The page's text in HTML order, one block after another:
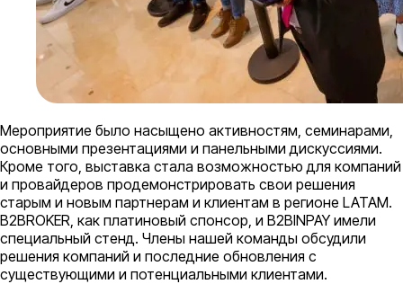
Мероприятие было насыщено активностям, семинарами,
основными презентациями и панельными дискуссиями.
Кроме того, выставка стала возможностью для компаний
и провайдеров продемонстрировать свои решения
старым и новым партнерам и клиентам в регионе LATAM.
B2BROKER, как платиновый спонсор, и B2BINPAY имели
специальный стенд. Члены нашей команды обсудили
решения компаний и последние обновления с
существующими и потенциальными клиентами.